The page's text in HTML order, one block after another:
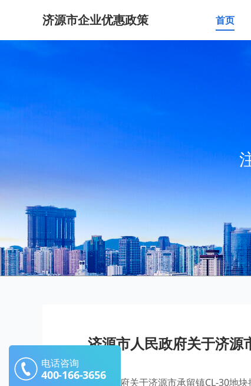
济源市企业优惠政策 首页
济源市人民政府关于济源
济源市人民政府关于济源市承留镇CL-30地
电话咨询
400-166-3656